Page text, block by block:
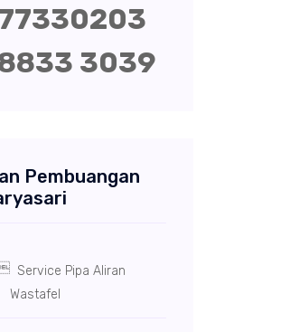
3039
Pembuangan
Service Pipa Aliran
Wastafel